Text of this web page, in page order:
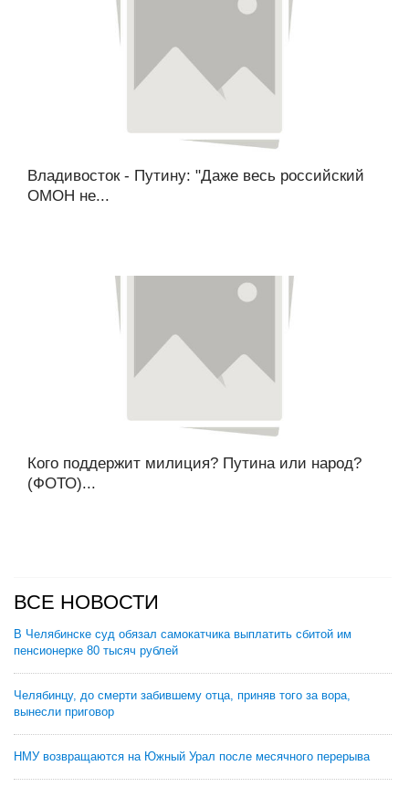
Владивосток - Путину: "Даже весь российский
ОМОН не...
Кого поддержит милиция? Путина или народ?
(ФОТО)...
ВСЕ НОВОСТИ
В Челябинске суд обязал самокатчика выплатить сбитой им
пенсионерке 80 тысяч рублей
Челябинцу, до смерти забившему отца, приняв того за вора,
вынесли приговор
НМУ возвращаются на Южный Урал после месячного перерыва